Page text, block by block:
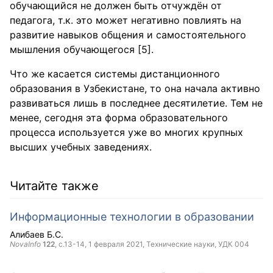
обучающийся не должен быть отчуждён от
педагога, т.к. это может негативно повлиять на
развитие навыков общения и самостоятельного
мышления обучающегося [5].
Что же касается системы дистанционного
образования в Узбекистане, то она начала активно
развиваться лишь в последнее десятилетие. Тем не
менее, сегодня эта форма образовательного
процесса используется уже во многих крупных
высших учебных заведениях.
Читайте также
Информационные технологии в образовании
Алибаев Б.С.
NovaInfo 122, с.13-14, 1 февраля 2021, Технические науки, УДК 004